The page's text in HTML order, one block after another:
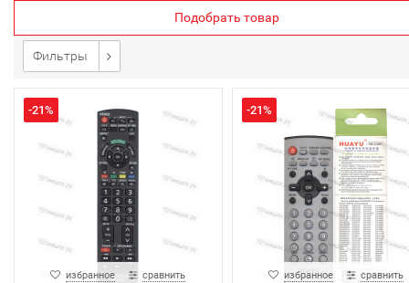
Подобрать товар
Фильтры
-21%
избранное сравнить
-21%
избранное сравнить